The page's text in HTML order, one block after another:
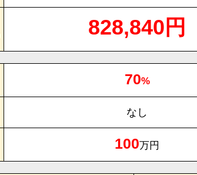
828,840円
70%
なし
100万円